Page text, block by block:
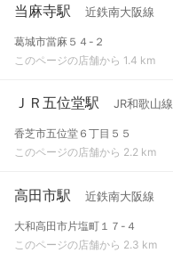
当麻寺駅 近鉄南大阪線
葛城市當麻５４-２
このページの店舗から 1.4 km
ＪＲ五位堂駅 JR和歌山線
香芝市五位堂６丁目５５
このページの店舗から 2.2 km
高田市駅 近鉄南大阪線
大和高田市片塩町１７-４
このページの店舗から 2.3 km